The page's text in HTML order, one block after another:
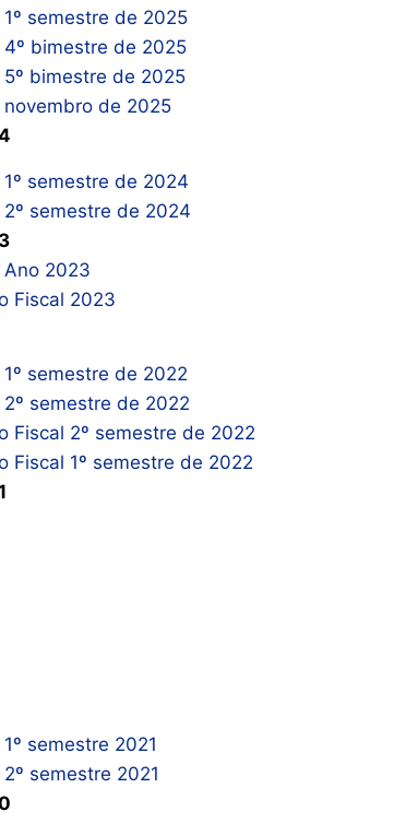
semestre de 2025
bimestre de 2025
bimestre de 2025
novembro de 2025
semestre de 2024
semestre de 2024
Ano 2023
Fiscal 2023
semestre de 2022
semestre de 2022
Fiscal 2º semestre de 2022
Fiscal 1º semestre de 2022
semestre 2021
semestre 2021